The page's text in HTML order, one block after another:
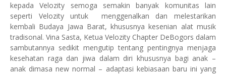
kepada Velozity semoga semakin banyak komunitas lain
seperti Velozity untuk menggenalkan dan melestarikan
kembali Budaya Jawa Barat, khususnya kesenian alat musik
tradisonal. Vina Sasta, Ketua Velozity Chapter DeBogors dalam
sambutannya sedikit mengutip tentang pentingnya menjaga
kesehatan raga dan jiwa dalam diri khususnya bagi anak –
anak dimasa new normal – adaptasi kebiasaan baru ini yang